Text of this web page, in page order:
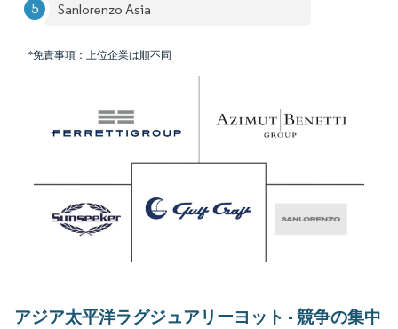
Sanlorenzo Asia
*免責事項：上位企業は順不同
アジア太平洋ラグジュアリーヨット - 競争の集中